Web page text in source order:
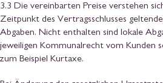
3.3 Die vereinbarten Preise verstehen
Zeitpunkt des Vertragsschlusses
Abgaben. Nicht enthalten sind lokale
jeweiligen Kommunalrecht vom Kunden
zum Beispiel Kurtaxe.